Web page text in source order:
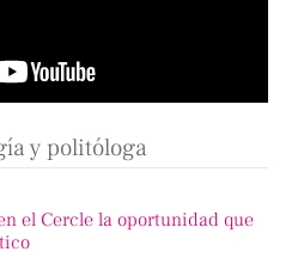
y politóloga
el Cercle la oportunidad que